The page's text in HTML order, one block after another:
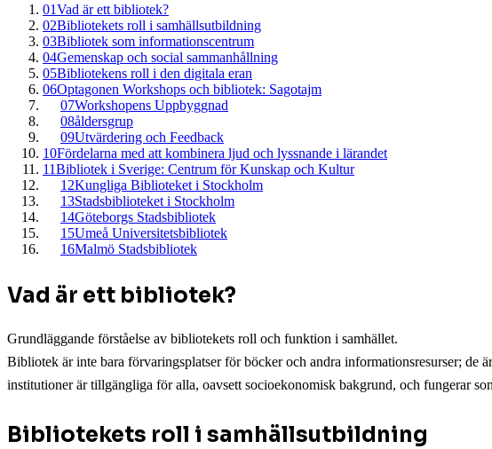
01Vad är ett bibliotek?
02Bibliotekets roll i samhällsutbildning
03Bibliotek som informationscentrum
04Gemenskap och social sammanhållning
05Bibliotekens roll i den digitala eran
06Optagonen Workshops och bibliotek: Sagotajm
07Workshopens Uppbyggnad
08åldersgrup
09Utvärdering och Feedback
10Fördelarna med att kombinera ljud och lyssnande i lärandet
11Bibliotek i Sverige: Centrum för Kunskap och Kultur
12Kungliga Biblioteket i Stockholm
13Stadsbiblioteket i Stockholm
14Göteborgs Stadsbibliotek
15Umeå Universitetsbibliotek
16Malmö Stadsbibliotek
Vad är ett bibliotek?
Grundläggande förståelse av bibliotekets roll och funktion i samhället.
Bibliotek är inte bara förvaringsplatser för böcker och andra informationsresurser; de
institutioner är tillgängliga för alla, oavsett socioekonomisk bakgrund, och fungerar
Bibliotekets roll i samhällsutbildning